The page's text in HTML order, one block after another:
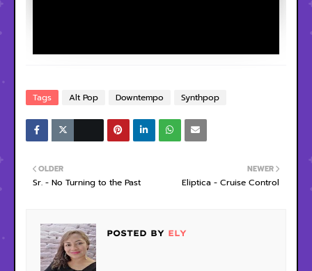
Tags Alt Pop Downtempo Synthpop
NEWER
Eliptica - Cruise Control
OLDER
Sr. - No Turning to the Past
POSTED BY ELY